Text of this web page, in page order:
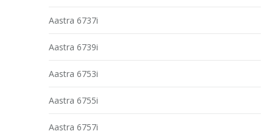
Aastra 6737i
Aastra 6739i
Aastra 6753i
Aastra 6755i
Aastra 6757i